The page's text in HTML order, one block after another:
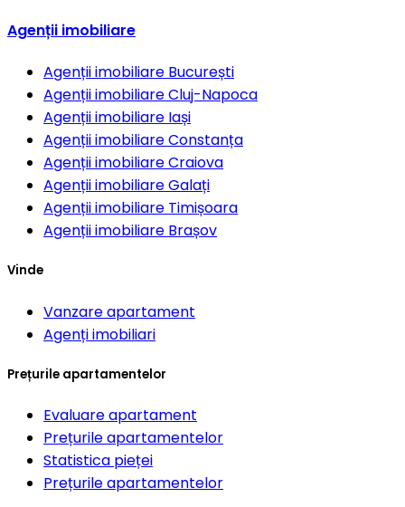
Agenții imobiliare
Agenții imobiliare București
Agenții imobiliareCluj-Napoca
Agenții imobiliare Iași
Agenții imobiliareConstanța
Agenții imobiliareCraiova
Agenții imobiliareGalați
Agenții imobiliare Timișoara
Agenții imobiliare Brașov
Vinde
Vanzare apartament
Agenți imobiliari
Prețurile apartamentelor
Evaluare apartament
Prețurile apartamentelor
Statistica pieței
Prețurile apartamentelor